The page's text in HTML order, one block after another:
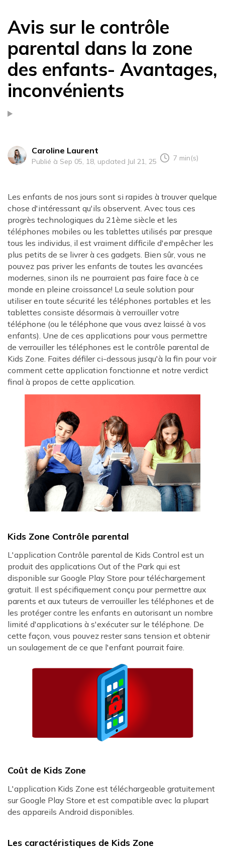
Avis sur le contrôle
parental dans la zone
des enfants- Avantages,
inconvénients
Caroline Laurent
Publié à Sep 05, 18, updated Jul 21, 25 7 min(s)
Les enfants de nos jours sont si rapides à trouver quelque
chose d'intéressant qu'ils observent. Avec tous ces
progrès technologiques du 21ème siècle et les
téléphones mobiles ou les tablettes utilisés par presque
tous les individus, il est vraiment difficile d'empêcher les
plus petits de se livrer à ces gadgets. Bien sûr, vous ne
pouvez pas priver les enfants de toutes les avancées
modernes, sinon ils ne pourraient pas faire face à ce
monde en pleine croissance! La seule solution pour
utiliser en toute sécurité les téléphones portables et les
tablettes consiste désormais à verrouiller votre
téléphone (ou le téléphone que vous avez laissé à vos
enfants). Une de ces applications pour vous permettre
de verrouiller les téléphones est le contrôle parental de
Kids Zone. Faites défiler ci-dessous jusqu'à la fin pour voir
comment cette application fonctionne et notre verdict
final à propos de cette application.
Kids Zone Contrôle parental
L'application Contrôle parental de Kids Control est un
produit des applications Out of the Park qui est
disponible sur Google Play Store pour téléchargement
gratuit. Il est spécifiquement conçu pour permettre aux
parents et aux tuteurs de verrouiller les téléphones et de
les protéger contre les enfants en autorisant un nombre
limité d'applications à s'exécuter sur le téléphone. De
cette façon, vous pouvez rester sans tension et obtenir
un soulagement de ce que l'enfant pourrait faire.
Coût de Kids Zone
L'application Kids Zone est téléchargeable gratuitement
sur Google Play Store et est compatible avec la plupart
des appareils Android disponibles.
Les caractéristiques de Kids Zone